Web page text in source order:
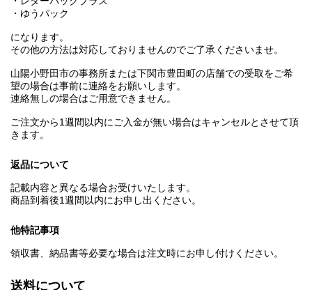
・ゆうパック
になります。
その他の方法は対応しておりませんのでご了承くださいませ。
山陽小野田市の事務所または下関市豊田町の店舗での受取をご希
望の場合は事前に連絡をお願いします。
連絡無しの場合はご用意できません。
ご注文から1週間以内にご入金が無い場合はキャンセルとさせて頂
きます。
返品について
記載内容と異なる場合お受けいたします。
商品到着後1週間以内にお申し出ください。
他特記事項
領収書、納品書等必要な場合は注文時にお申し付けください。
送料について